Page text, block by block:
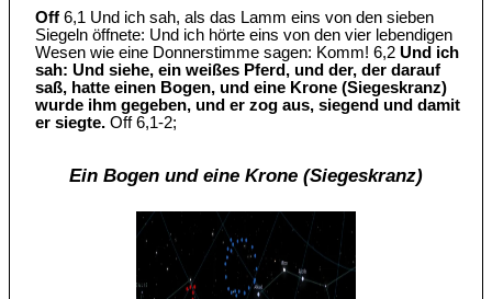
Off 6,1 Und ich sah, als das Lamm eins von den sieben
Siegeln öffnete: Und ich hörte eins von den vier lebendigen
Wesen wie eine Donnerstimme sagen: Komm! 6,2Und ich
sah: Und siehe, ein weißes Pferd, und der, der darauf
saß, hatte einen Bogen, und eine Krone (Siegeskranz)
wurde ihm gegeben, und er zog aus, siegend und damit
er siegte. Off 6,1-2;
Ein Bogen und eine Krone (Siegeskranz)